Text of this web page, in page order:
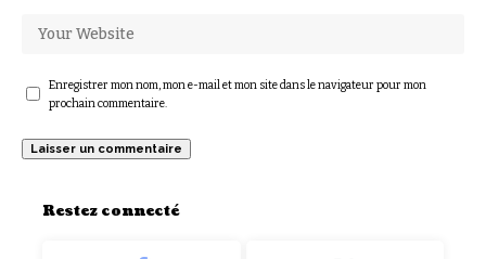
Enregistrer mon nom, mon e-mail et mon site dans le navigateur pour mon
prochain commentaire.
Restez connecté